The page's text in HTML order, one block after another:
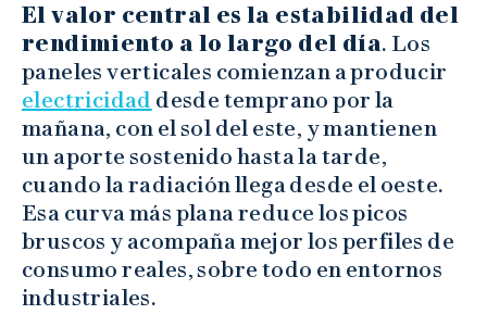
El valor central es la estabilidad del
rendimiento a lo largo del día. Los
paneles verticales comienzan a producir
electricidad desde temprano por la
mañana, con el sol del este, y mantienen
un aporte sostenido hasta la tarde,
cuando la radiación llega desde el oeste.
Esa curva más plana reduce los picos
bruscos y acompaña mejor los perfiles de
consumo reales, sobre todo en entornos
industriales.